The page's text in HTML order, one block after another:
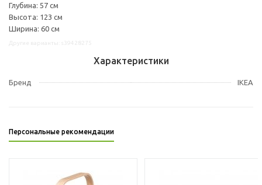
Глубина: 57 см
Высота: 123 см
Ширина: 60 см
Характеристики
Бренд IKEA
Персональные рекомендации